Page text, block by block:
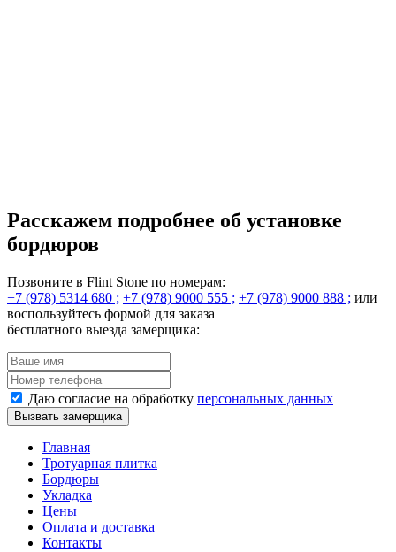
Расскажем подробнее об установке
бордюров
Позвоните в Flint Stone по номерам:
+7 (978) 5314 680 ; +7 (978) 9000 555 ; +7 (978) 9000 888 ; или
воспользуйтесь формой для заказа
бесплатного выезда замерщика:
Даю согласие на обработку персональных данных
Вызвать замерщика
Главная
Тротуарная плитка
Бордюры
Укладка
Цены
Оплата и доставка
Контакты